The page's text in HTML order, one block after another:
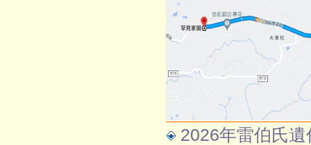
2026年雷伯氏